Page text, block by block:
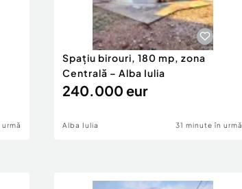
și programări vizionare:
urmă
Spațiu birouri, 180 mp, zona
Centrală – Alba Iulia
240.000 eur
Alba Iulia 31 minute în urmă